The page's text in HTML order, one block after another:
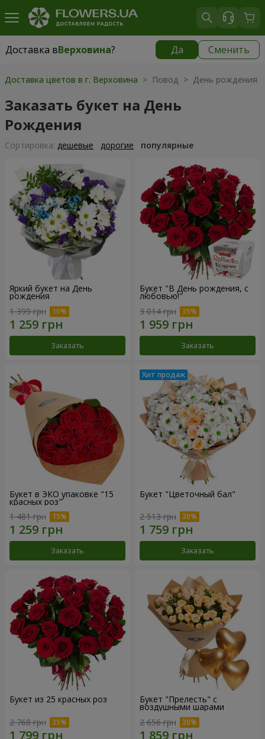
Доставка вВерховина? Да Сменить
Доставка вВерховина|
Доставка цветов в г. Верховина > Повод > День рождения
Заказать букет на День
Рождения
Cортировка: дешевые дорогие популярные
Яркий букет на День
рождения
1 399 грн
Заказать
Букет "В День рождения, с
любовью!"
3 014 грн
Заказать
Букет в ЭКО упаковке "15
красных роз"
1 481 грн
Заказать
Букет "Цветочный бал"
2 513 грн
Заказать
Букет из 25 красных роз
2 768 грн
Букет "Прелесть" с
воздушными шарами
2 656 грн